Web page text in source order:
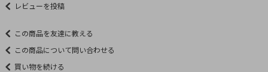
レビューを投稿
この商品を友達に教える
この商品について問い合わせる
買い物を続ける